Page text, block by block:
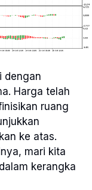
dengan
Harga telah
ruang
ke atas.
mari kita
kerangka